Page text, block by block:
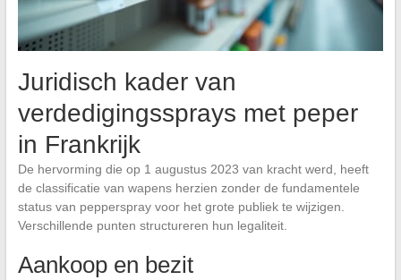
Juridisch kader van
verdedigingssprays met peper
in Frankrijk
De hervorming die op 1 augustus 2023 van kracht werd, heeft
de classificatie van wapens herzien zonder de fundamentele
status van pepperspray voor het grote publiek te wijzigen.
Verschillende punten structureren hun legaliteit.
Aankoop en bezit